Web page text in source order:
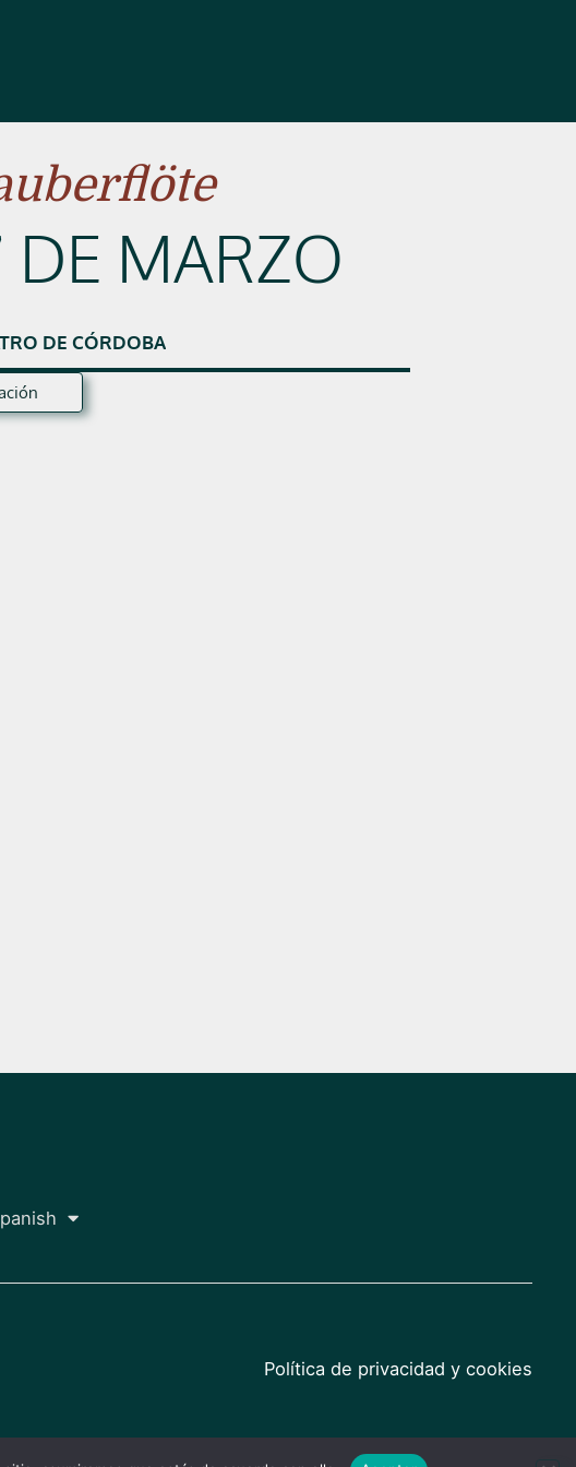
DE MARZO
DE CÓRDOBA
Política de privacidad y cookies